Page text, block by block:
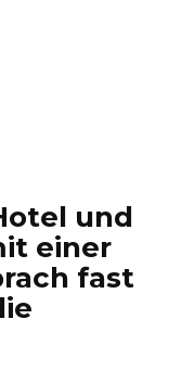
und
einer
fast